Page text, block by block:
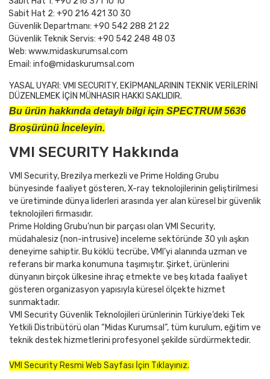
Sabit Hat 2: +90 216 421 30 30
Güvenlik Departmanı: +90 542 288 21 22
Güvenlik Teknik Servis: +90 542 248 48 03
Web: www.midaskurumsal.com
Email: info@midaskurumsal.com
YASAL UYARI: VMI SECURITY, EKİPMANLARININ TEKNİK VERİLERİNİ
DÜZENLEMEK İÇİN MÜNHASIR HAKKI SAKLIDIR.
Bu ürün hakkında detaylı bilgi için SPECTRUM 5636
Broşürünü İnceleyin.
VMI SECURITY Hakkında
VMI Security, Brezilya merkezli ve Prime Holding Grubu
bünyesinde faaliyet gösteren, X-ray teknolojilerinin geliştirilmesi
ve üretiminde dünya liderleri arasında yer alan küresel bir güvenlik
teknolojileri firmasıdır.
Prime Holding Grubu’nun bir parçası olan VMI Security,
müdahalesiz (non-intrusive) inceleme sektöründe 30 yılı aşkın
deneyime sahiptir. Bu köklü tecrübe, VMI’yi alanında uzman ve
referans bir marka konumuna taşımıştır. Şirket, ürünlerini
dünyanın birçok ülkesine ihraç etmekte ve beş kıtada faaliyet
gösteren organizasyon yapısıyla küresel ölçekte hizmet
sunmaktadır.
VMI Security Güvenlik Teknolojileri ürünlerinin Türkiye’deki Tek
Yetkili Distribütörü olan “Midas Kurumsal”, tüm kurulum, eğitim ve
teknik destek hizmetlerini profesyonel şekilde sürdürmektedir.
VMI Security Resmi Web Sayfası İçin Tıklayınız.